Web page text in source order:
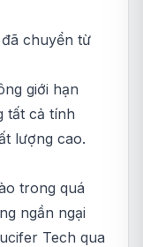
chuyển từ
giới hạn
tất cả tính
lượng cao.
trong quá
ngần ngại
Tech qua